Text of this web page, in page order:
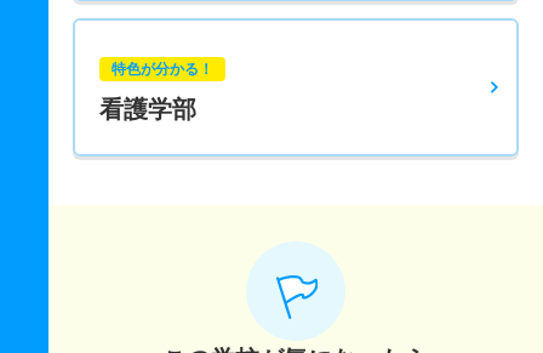
特色が分かる！
看護学部